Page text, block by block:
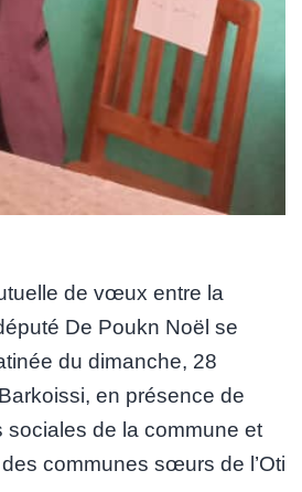
de vœux entre la
De Poukn Noël se
du dimanche, 28
en présence de
sociales de la commune et
communes sœurs de l’Oti